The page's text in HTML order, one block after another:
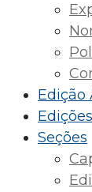
Edição
Seções